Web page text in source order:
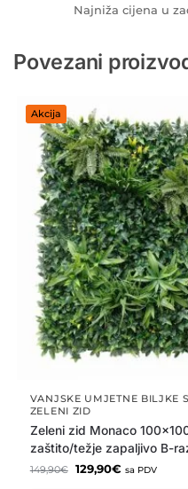
Najniža cijena u
Povezani
Akcija
VANJSKE UMJETNE BILJKE
ZELENI ZID
Zeleni zid Monaco
zaštito/težje zapaljivo B-
149,90€ 129,90€ sa PDV